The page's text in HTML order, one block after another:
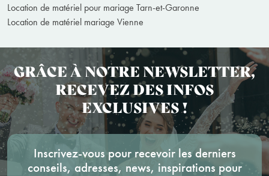
Location de matériel pour mariage Tarn-et-Garonne
Location de matériel mariage Vienne
GRÂCE À NOTRE NEWSLETTER,
RECEVEZ DES INFOS
EXCLUSIVES !
Inscrivez-vous pour recevoir les derniers
conseils, adresses, news, inspirations pour